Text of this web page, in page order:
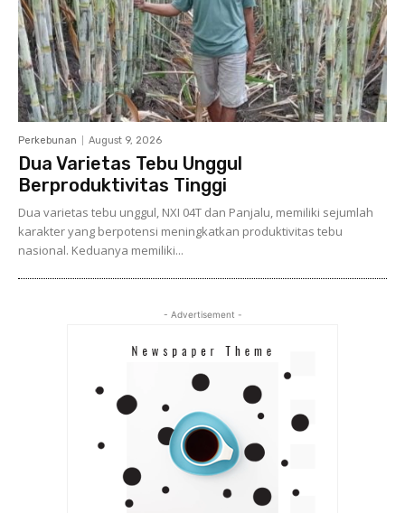
Perkebunan August 9, 2026
Dua Varietas Tebu Unggul
Berproduktivitas Tinggi
Dua varietas tebu unggul, NXI 04T dan Panjalu, memiliki sejumlah
karakter yang berpotensi meningkatkan produktivitas tebu
nasional. Keduanya memiliki...
- Advertisement -